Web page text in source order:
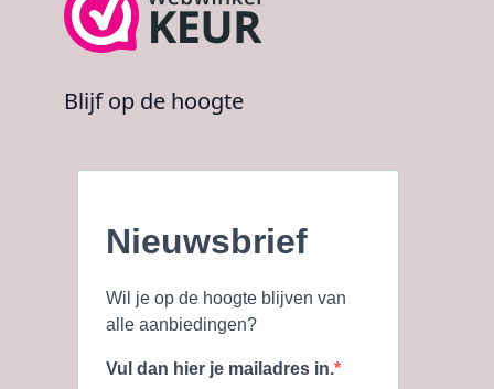
Blijf op de hoogte
Nieuwsbrief
Wil je op de hoogte blijven van
alle aanbiedingen?
Vul dan hier je mailadres in.